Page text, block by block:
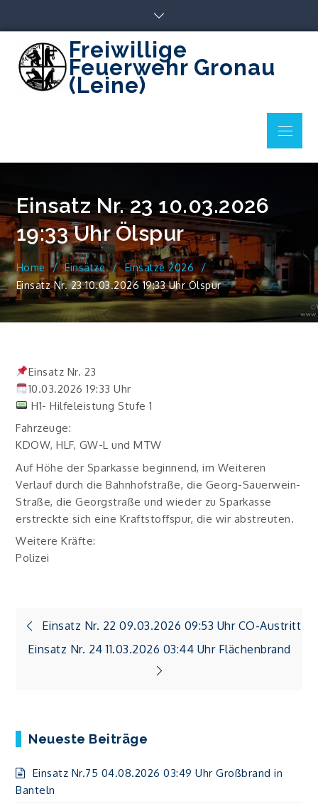
content
Freiwillige
Feuerwehr Gronau
(Leine)
Menu
Einsatz Nr. 23 10.03.2026
19:33 Uhr Ölspur
Home Einsätze
Einsätze 2026
Einsatz Nr. 23 10.03.2026 19:33 Uhr Ölspur
Einsatz Nr. 23
10.03.2026 19:33 Uhr
H1- Hilfeleistung Stufe 1
Fahrzeuge:
KDOW, HLF, GW-L und MTW
Auf Höhe der Sparkasse beginnend, im Weiteren
Verlauf durch die Bahnhofstraße, die Georg-Sauerwein-
Straße, die Georgstraße und wieder zu Sparkasse
erstreckte sich eine Kraftstoffspur, die wir abstreuten.
Weitere Kräfte:
Polizei
Beitragsnavigation
Einsatz Nr. 22 09.03.2026 09:53 Uhr CO-Austritt
Einsatz Nr. 24 11.03.2026 03:44 Uhr Flächenbrand
Neueste Beiträge
Einsatz Nr.75 04.08.2026 03:49 Uhr Großbrand in
Banteln